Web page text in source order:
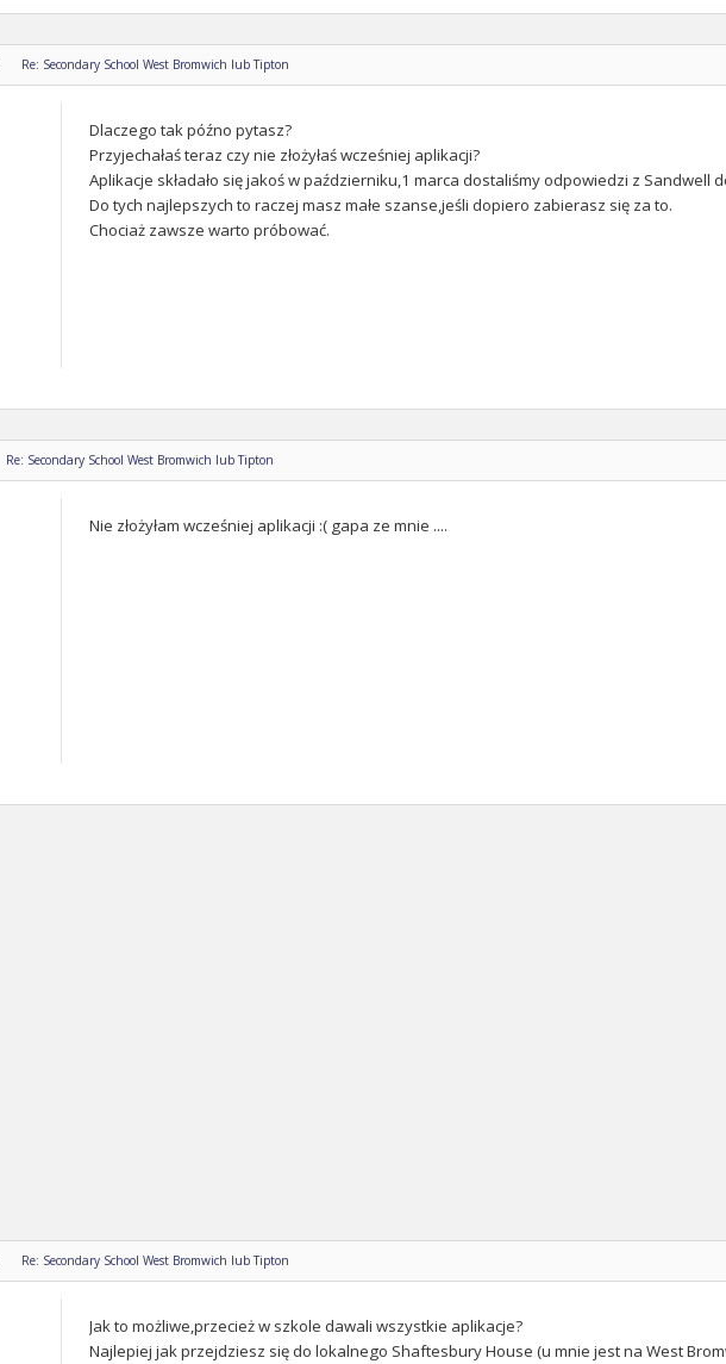
Re: Secondary School West Bromwich lub Tipton
Dlaczego tak późno pytasz?
Przyjechałaś teraz czy nie złożyłaś wcześniej aplikacji?
Aplikacje składało się jakoś w październiku,1 marca dostaliśmy odpowiedzi z Sandwell
Do tych najlepszych to raczej masz małe szanse,jeśli dopiero zabierasz się za to.
Chociaż zawsze warto próbować.
Re: Secondary School West Bromwich lub Tipton
Nie złożyłam wcześniej aplikacji :( gapa ze mnie ....
Re: Secondary School West Bromwich lub Tipton
Jak to możliwe,przecież w szkole dawali wszystkie aplikacje?
Najlepiej jak przejdziesz się do lokalnego Shaftesbury House (u mnie jest na West